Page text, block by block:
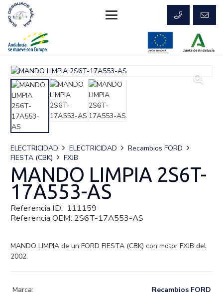
ELECTRICIDAD ELECTRICIDAD
Recambios FORD
FIESTA (CBK)
FXJB
MANDO LIMPIA 2S6T-
17A553-AS
Referencia ID: 111159
Referencia OEM: 2S6T-17A553-AS
MANDO LIMPIA de un FORD FIESTA (CBK) con motor FXJB del
2002.
Marca:
Recambios FORD